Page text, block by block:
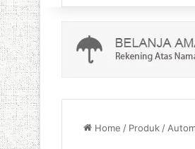
Home / Produk /